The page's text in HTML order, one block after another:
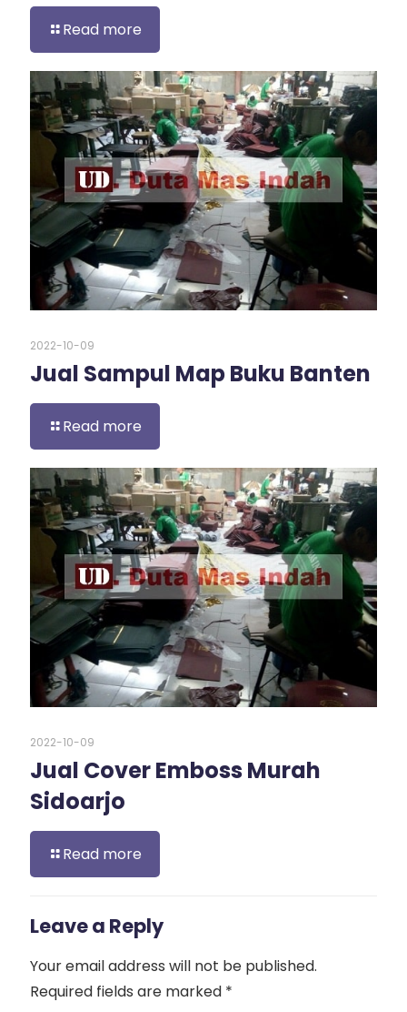
Read more
2022-10-09
Jual Sampul Map Buku Banten
Read more
2022-10-09
Jual Cover Emboss Murah
Sidoarjo
Read more
Leave a Reply
Your email address will not be published.
Required fields are marked *